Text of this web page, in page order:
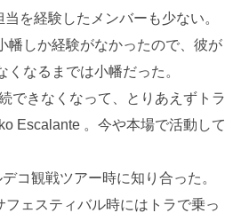
を経験したメンバーも少ない。
幡しか経験がなかったので、彼が
なるまでは小幡だった。
できなくなって、とりあえずトラ
Escalante 。今や本場で活動して
コ観戦ツアー時に知り合った。
フェスティバル時にはトラで乗っ